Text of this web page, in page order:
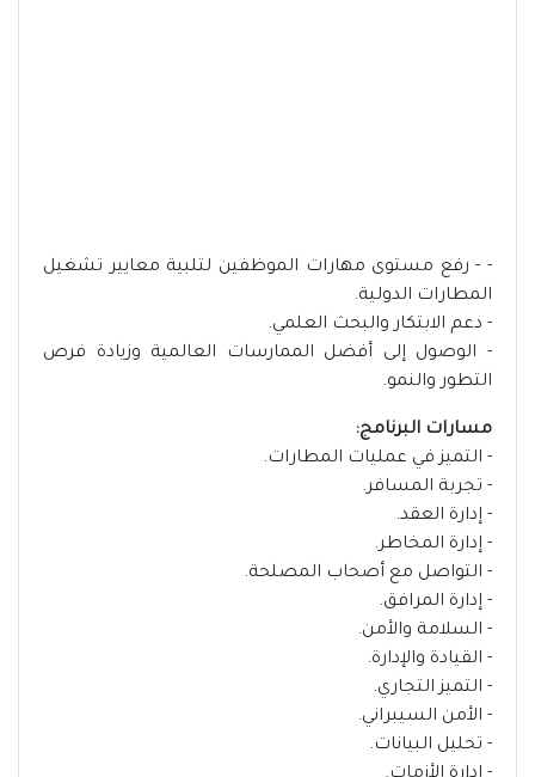
- - رفع مستوى مهارات الموظفين لتلبية معايير تشغيل
المطارات الدولية.
- دعم الابتكار والبحث العلمي.
- الوصول إلى أفضل الممارسات العالمية وزيادة فرص
التطور والنمو.
مسارات البرنامج:
- التميز في عمليات المطارات.
- تجربة المسافر.
- إدارة العقد.
- إدارة المخاطر.
- التواصل مع أصحاب المصلحة.
- إدارة المرافق.
- السلامة والأمن.
- القيادة والإدارة.
- التميز التجاري.
- الأمن السيبراني.
- تحليل البيانات.